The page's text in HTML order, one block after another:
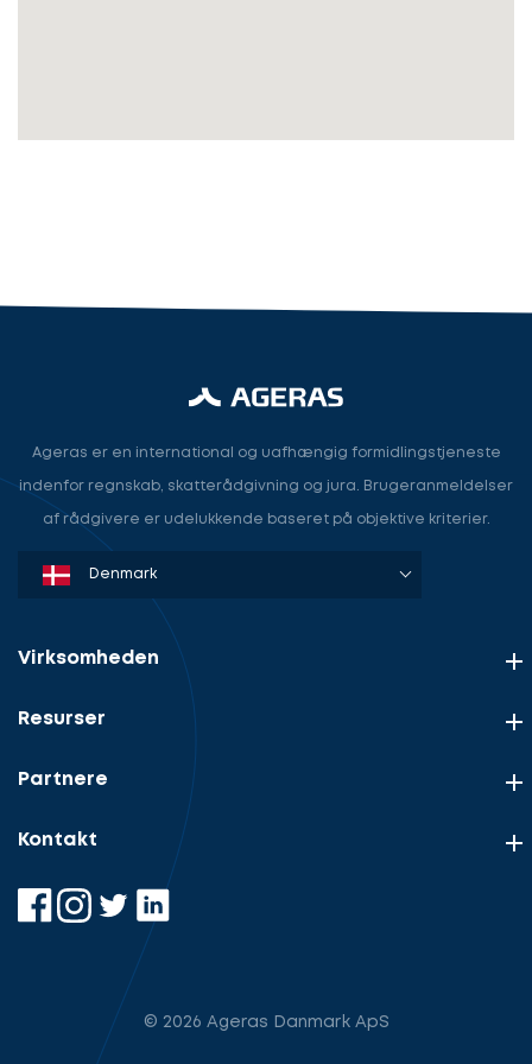
Ageras er en international og uafhængig formidlingstjeneste
indenfor regnskab, skatterådgivning og jura. Brugeranmeldelser
af rådgivere er udelukkende baseret på objektive kriterier.
Denmark
Sweden
Norway
Netherlands
Germany
USA
Virksomheden
Resurser
Partnere
Kontakt
© 2026 Ageras Danmark ApS